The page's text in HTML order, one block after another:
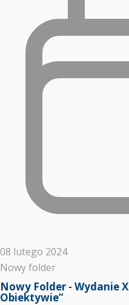
08 lutego 2024
Nowy folder
Nowy Folder - Wydanie
Obiektywie”